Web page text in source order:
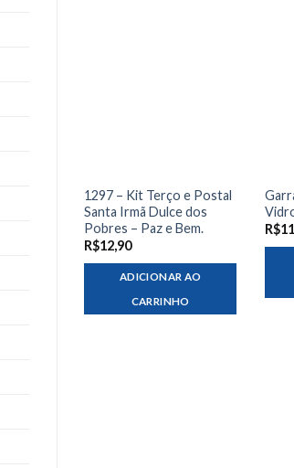
1297 – Kit Terço e Postal
Santa Irmã Dulce dos
Pobres – Paz e Bem.
R$12,90
ADICIONAR AO
CARRINHO
R$